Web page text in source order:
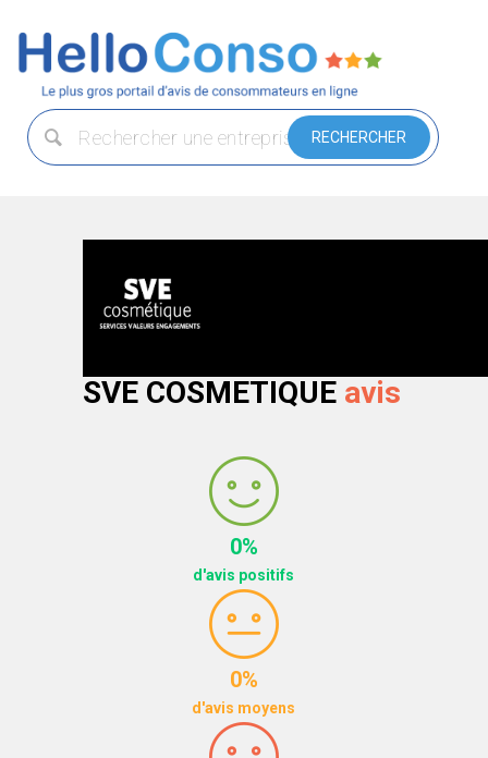
SVE COSMETIQUE avis
0%
d'avis positifs
0%
d'avis moyens